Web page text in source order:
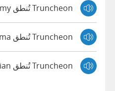
Truncheon تُنطق Amy
Truncheon تُنطق Emma
Truncheon تُنطق Brian